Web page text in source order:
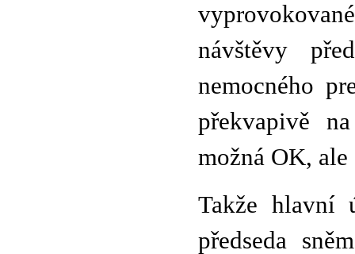
návštěvy
nemocného
překvapivě
možná OK, ale
Takže hlavní
předseda